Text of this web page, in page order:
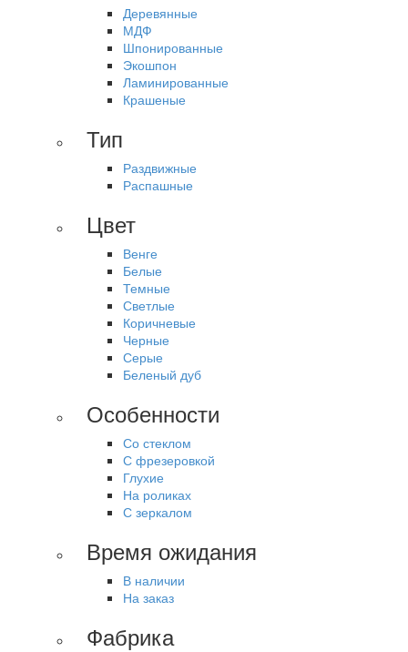
Деревянные
МДФ
Шпонированные
Экошпон
Ламинированные
Крашеные
Тип
Раздвижные
Распашные
Цвет
Венге
Белые
Темные
Светлые
Коричневые
Черные
Серые
Беленый дуб
Особенности
Со стеклом
С фрезеровкой
Глухие
На роликах
С зеркалом
Время ожидания
В наличии
На заказ
Фабрика